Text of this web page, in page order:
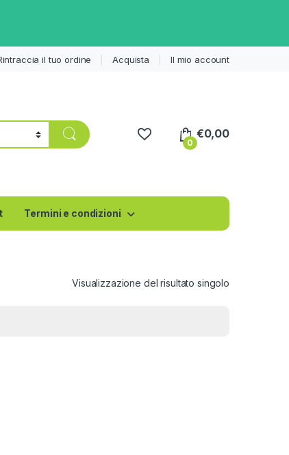
il tuo ordine Acquista Il mio account
0
€0,00
Termini e condizioni
Visualizzazione del risultato singolo